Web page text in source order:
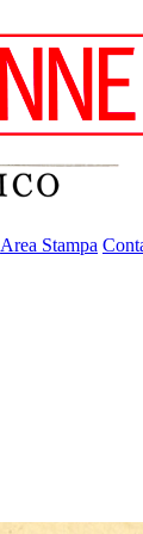
Area Stampa